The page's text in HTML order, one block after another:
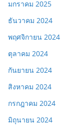
มกราคม 2025
ธันวาคม 2024
พฤศจิกายน 2024
ตุลาคม 2024
กันยายน 2024
สิงหาคม 2024
กรกฎาคม 2024
มิถุนายน 2024